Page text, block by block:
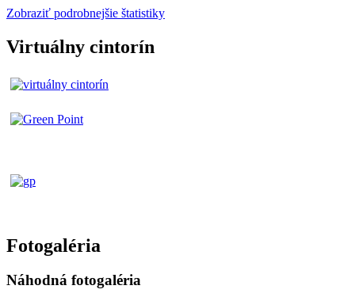
Zobraziť podrobnejšie štatistiky
Virtuálny cintorín
Fotogaléria
Náhodná fotogaléria